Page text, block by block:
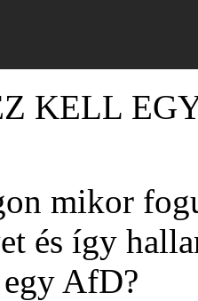
KELL
mikor
és így
AfD?